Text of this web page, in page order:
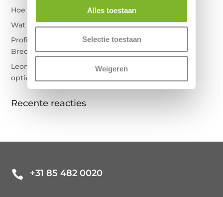
Alles toestaan
Selectie toestaan
Weigeren
Hoe je matras goed te onderhouden
Wat betekent sg20, sg40 bij matrassen?
Profita in Waalre – Uw mogelijkheden in de regio
Breda vergelijken
Leon van der Zande Slaapcomfort in Tilburg – Uw
opties in Midden-Brabant vergelijken
Recente reacties
 +31 85 482 0020